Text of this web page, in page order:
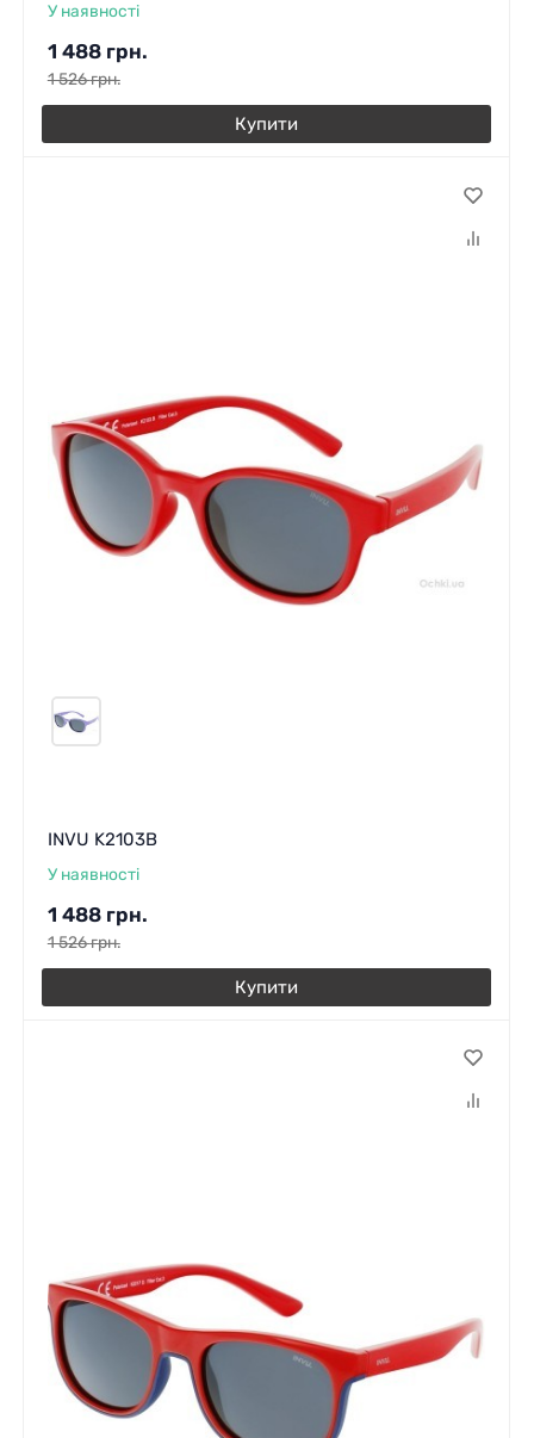
У наявності
1 488 грн.
1 526грн.
Купити
INVU K2103B
У наявності
1 488 грн.
1 526грн.
Купити